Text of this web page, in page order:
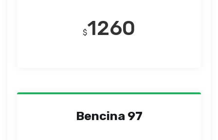
$1260
Bencina 97